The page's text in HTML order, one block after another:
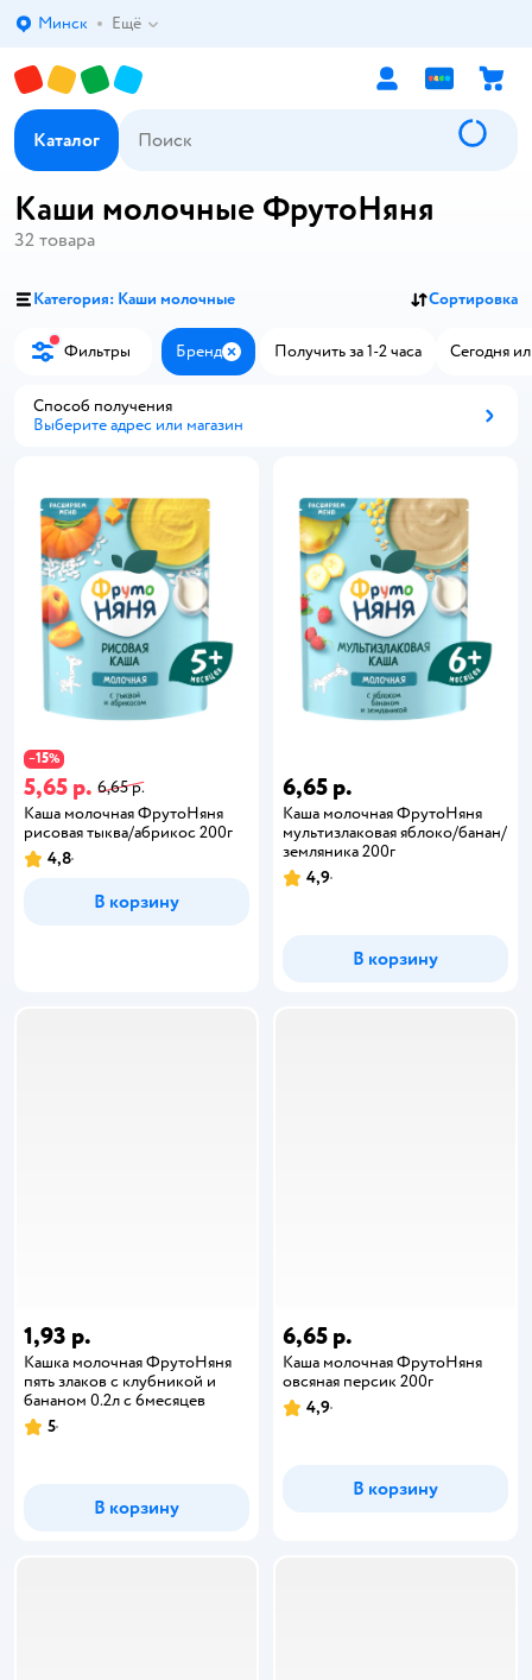
Выбор адреса доставки.
Минск Ещё
Каталог
Каши молочные ФрутоНяня
32 товара
Категория: Каши молочные Сортировка
Фильтры Бренд ЗакрытьПолучить за 1-2 часа Сегодня
Способ получения
Выберите адрес или магазин
−15%
5,65 р. 6,65 р.
Каша молочная ФрутоНяня
рисовая тыква/абрикос 200г
4,8
В корзину
6,65 р.
Каша молочная ФрутоНяня
мультизлаковая яблоко/банан/
земляника 200г
4,9
В корзину
1,93 р.
Кашка молочная ФрутоНяня
пять злаков с клубникой и
бананом 0.2л с 6месяцев
5
В корзину
6,65 р.
Каша молочная ФрутоНяня
овсяная персик 200г
4,9
В корзину